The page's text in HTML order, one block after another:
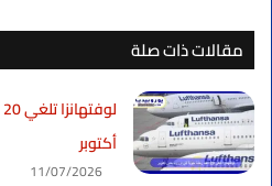
مقالات ذات صلة
أكتوبر
11/07/2026